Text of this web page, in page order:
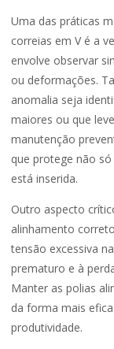
Uma das práticas
correias em V é a
envolve observar
ou deformações.
anomalia seja
maiores ou que
manutenção
que protege não
está inserida.
Outro aspecto
alinhamento
tensão excessiva na
prematuro e à
Manter as polias
da forma mais
produtividade.